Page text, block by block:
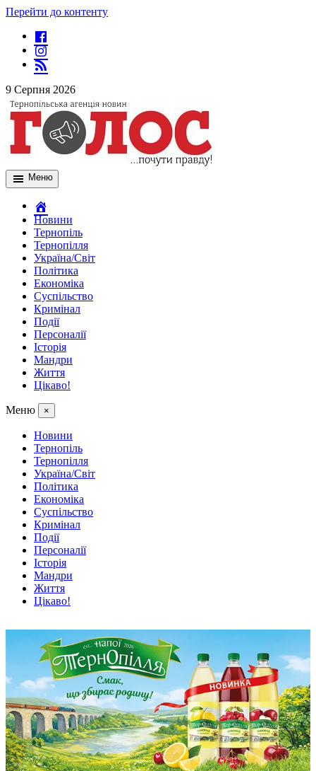
Перейти до контенту
9 Серпня 2026
Меню
Новини
Тернопіль
Тернопілля
Україна/Світ
Політика
Економіка
Суспільство
Кримінал
Події
Персоналії
Історія
Мандри
Життя
Цікаво!
Меню ×
Новини
Тернопіль
Тернопілля
Україна/Світ
Політика
Економіка
Суспільство
Кримінал
Події
Персоналії
Історія
Мандри
Життя
Цікаво!